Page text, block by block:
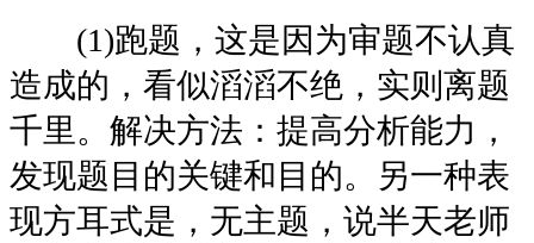
(1)跑题，这是因为审题不认真
造成的，看似滔滔不绝，实则离题
千里。解决方法：提高分析能力，
发现题目的关键和目的。另一种表
现方耳式是，无主题，说半天老师